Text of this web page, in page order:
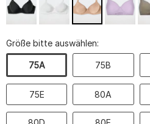
Größe bitte auswählen:
75A 75B
75E 80A